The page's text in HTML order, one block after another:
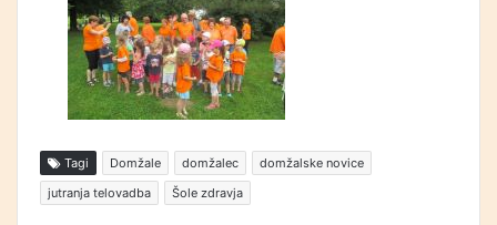
Tagi Domžale domžalec
domžalske novice
jutranja telovadba
Šole zdravja